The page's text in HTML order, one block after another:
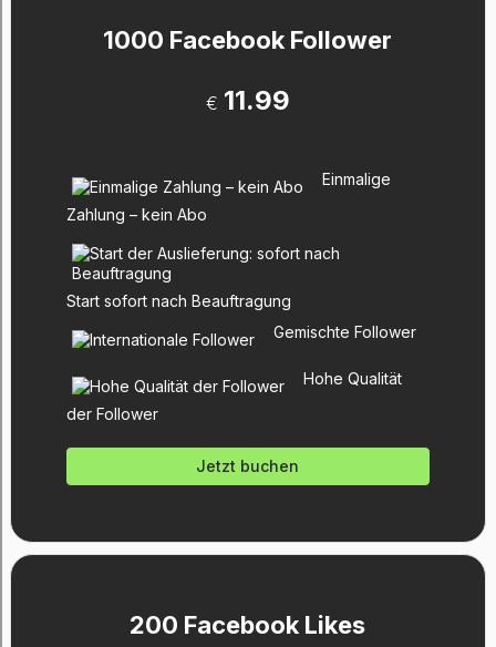
1000 Facebook Follower
€ 11.99
Einmalige
Zahlung – kein Abo
Start sofort nach Beauftragung
Gemischte Follower
Hohe Qualität
der Follower
Jetzt buchen
200 Facebook Likes